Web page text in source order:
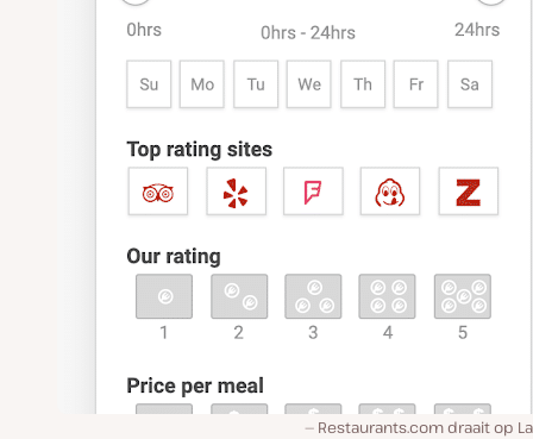
Restaurants.com draait op